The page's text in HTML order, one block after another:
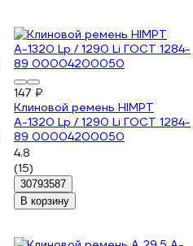
147 ₽
Клиновой ремень HIMPT
А-1320 Lp / 1290 Li ГОСТ 1284-
89 00004200050
4.8
(15)
30793587
В корзину